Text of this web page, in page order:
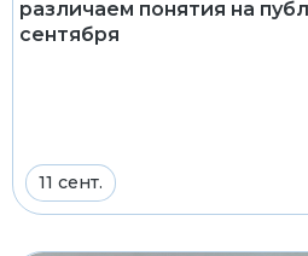
различаем понятия на
сентября
11 сент.